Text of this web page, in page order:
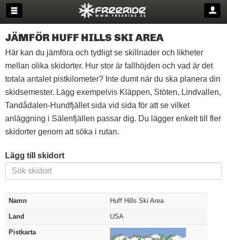
JÄMFÖR HUFF HILLS SKI AREA
Här kan du jämföra och tydligt se skillnader och likheter
mellan olika skidorter. Hur stor är fallhöjden och vad är det
totala antalet pistkilometer? Inte dumt när du ska planera din
skidsemester. Lägg exempelvis Kläppen, Stöten, Lindvallen,
Tandådalen-Hundfjället sida vid sida för att se vilket
anläggning i Sälenfjällen passar dig. Du lägger enkelt till fler
skidorter genom att söka i rutan.
Lägg till skidort
Namn Huff Hills Ski Area
Land USA
Pistkarta